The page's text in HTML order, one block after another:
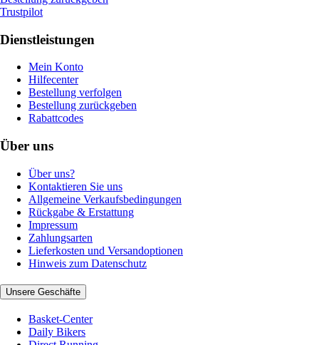
Trustpilot
Dienstleistungen
Mein Konto
Hilfecenter
Bestellung verfolgen
Bestellung zurückgeben
Rabattcodes
Über uns
Über uns?
Kontaktieren Sie uns
Allgemeine Verkaufsbedingungen
Rückgabe & Erstattung
Impressum
Zahlungsarten
Lieferkosten und Versandoptionen
Hinweis zum Datenschutz
Unsere Geschäfte
Basket-Center
Daily Bikers